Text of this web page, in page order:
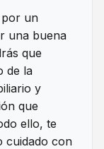
por un
una buena
que
de la
y
que
ello, te
cuidado con